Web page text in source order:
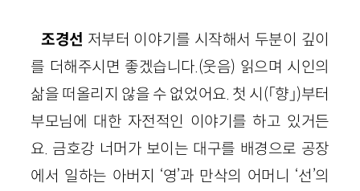
조경선 저부터 이야기를 시작해서 두분이 깊이
를 더해주시면 좋겠습니다.(웃음) 읽으며 시인의
삶을 떠올리지 않을 수 없었어요. 첫 시(「향」)부터
부모님에 대한 자전적인 이야기를 하고 있거든
요. 금호강 너머가 보이는 대구를 배경으로 공장
에서 일하는 아버지 ‘영’과 만삭의 어머니 ‘선’의